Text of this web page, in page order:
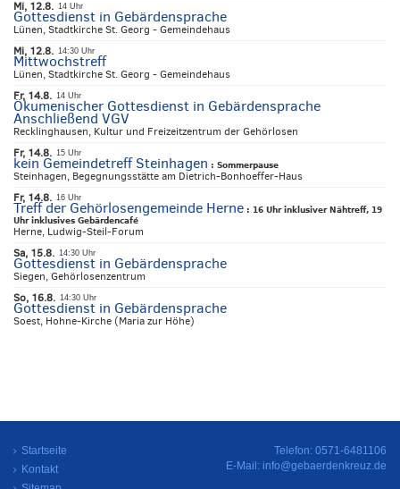
Mi, 12.8. 14 Uhr
Gottesdienst in Gebärdensprache
Lünen, Stadtkirche St. Georg - Gemeindehaus
Mi, 12.8. 14:30 Uhr
Mittwochstreff
Lünen, Stadtkirche St. Georg - Gemeindehaus
Fr, 14.8. 14 Uhr
Ökumenischer Gottesdienst in Gebärdensprache
Anschließend VGV
Recklinghausen, Kultur und Freizeitzentrum der Gehörlosen
Fr, 14.8. 15 Uhr
kein Gemeindetreff Steinhagen : Sommerpause
Steinhagen, Begegnungsstätte am Dietrich-Bonhoeffer-Haus
Fr, 14.8. 16 Uhr
Treff der Gehörlosengemeinde Herne : 16 Uhr inklusiver Nähtreff, 19
Uhr inklusives Gebärdencafé
Herne, Ludwig-Steil-Forum
Sa, 15.8. 14:30 Uhr
Gottesdienst in Gebärdensprache
Siegen, Gehörlosenzentrum
So, 16.8. 14:30 Uhr
Gottesdienst in Gebärdensprache
Soest, Hohne-Kirche (Maria zur Höhe)
Startseite
Kontakt
Telefon: 0571-6481106
E-Mail: info@gebaerdenkreuz.de